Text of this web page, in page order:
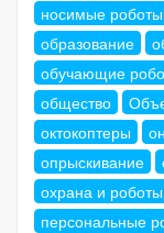
носимые роботы
образование
обучающие
общество
октокоптеры
опрыскивание
охрана и роботы
персональные